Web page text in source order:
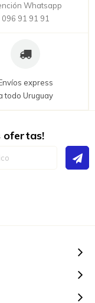
Whatsapp
096 91 91 91
express
todo Uruguay
ofertas!